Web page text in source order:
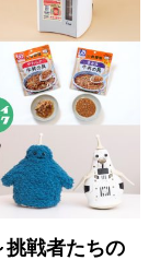
挑戦者たちの